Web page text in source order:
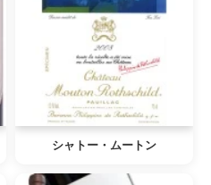
シャトー・ムートン